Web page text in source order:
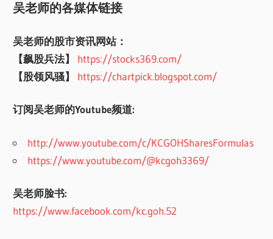
吴老师的各媒体链接
吴老师的股市资讯网站：
【飙股兵法】
https://stocks369.com/
【股领风骚】
https://chartpick.blogspot.com/
订阅吴老师的Youtube频道:
http://www.youtube.com/c/KCGOHSharesFormulas
https://www.youtube.com/@kcgoh3369/
吴老师脸书:
https://www.facebook.com/kc.goh.52